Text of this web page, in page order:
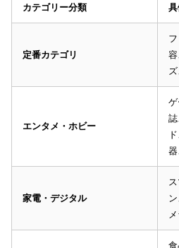
カテゴリー分類
定番カテゴリ
エンタメ・ホビー
家電・デジタル